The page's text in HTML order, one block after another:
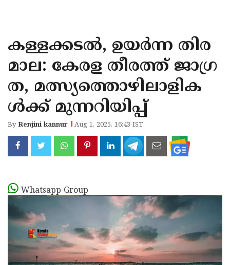
KANNUR
KASARAGOD
കള്ളക്കടല്‍, ഉയര്‍ന്ന തിര
മാല: കേരള തീരത്ത് ജാഗ്ര
ത, മത്സ്യത്തൊഴിലാളിക
ള്‍ക്ക് മുന്നറിയിപ്പ്
ByRenjini kannur Aug 1, 2025, 16:43 IST
Whatsapp Group